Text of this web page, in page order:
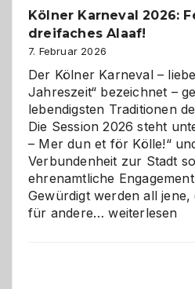
Kölner Karneval 2026:
dreifaches Alaaf!
7. Februar 2026
Der Kölner Karneval –
Jahreszeit“ bezeichnet –
lebendigsten Traditionen
Die Session 2026 steht
– Mer dun et för Kölle!“
Verbundenheit zur Stadt
ehrenamtliche
Gewürdigt werden all
für andere…Kölner
weiterlesen